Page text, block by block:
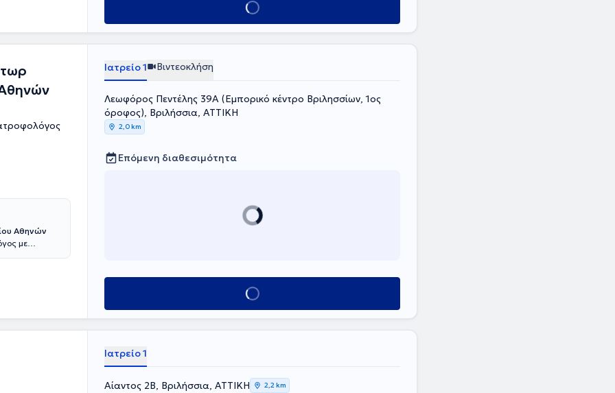
Κλείσε ραντεβού
Αθηνών
με
H
και
σακχαρώδη
κέντρο της
επί 7 έτη
Ιατρείο 1 Βιντεοκλήση
Λεωφόρος Πεντέλης 39Α (Εμπορικό κέντρο Βριλησσίων, 1ος
όροφος), Βριλήσσια, ΑΤΤΙΚΗ
2,0 km
Επόμενη διαθεσιμότητα
Κλείσε ραντεβού
Ιατρείο 1
Αίαντος 2Β, Βριλήσσια, ΑΤΤΙΚΗ 2,2 km